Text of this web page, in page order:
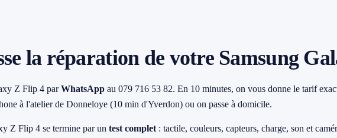
la réparation de votre Samsung
Z Flip 4 parWhatsApp au 079 716 53 82. En 10 minutes, on vous donne le tarif
à l'atelier de Donneloye (10 min d'Yverdon) ou on passe à domicile.
Z Flip 4 se termine par un test complet : tactile, couleurs, capteurs, charge, son et